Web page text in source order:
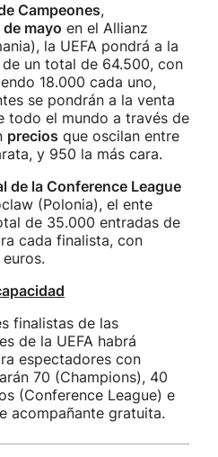
Campeones,
de mayo en el Allianz
la UEFA pondrá a la
un total de 64.500, con
18.000 cada uno,
se pondrán a la venta
todo el mundo a través de
precios que oscilan entre
y 950 la más cara.
de la Conference League
(Polonia), el ente
de 35.000 entradas de
cada finalista, con
finalistas de las
de la UEFA habrá
espectadores con
70 (Champions), 40
(Conference League) e
acompañante gratuita.